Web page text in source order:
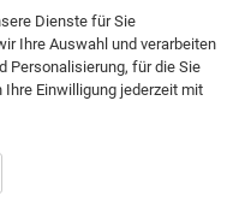
Dienste für Sie
Ihre Auswahl und verarbeiten
Personalisierung, für die Sie
Ihre Einwilligung jederzeit mit